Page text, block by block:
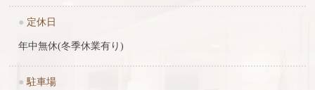
● 定休日
年中無休(冬季休業有り)
● 駐車場